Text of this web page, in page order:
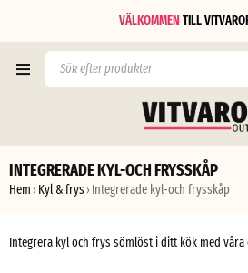
VÄLKOMMEN TILL
INTEGRERADE KYL-OCH FRYSSKÅP
Hem › Kyl & frys › Integrerade kyl-och frysskåp
Integrera kyl och frys sömlöst i ditt kök med